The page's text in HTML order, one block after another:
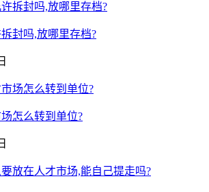
封吗,放哪里存档?
怎么转到单位?